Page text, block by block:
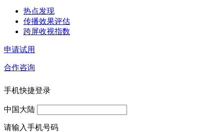
热点发现
传播效果评估
跨屏收视指数
申请试用
合作咨询
手机快捷登录
中国大陆
请输入手机号码